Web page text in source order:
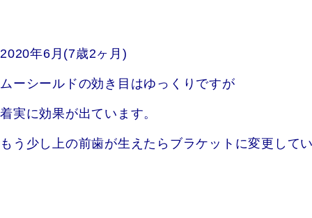
2020年6月(7歳2ヶ月)
ムーシールドの効き目はゆっくりですが
着実に効果が出ています。
もう少し上の前歯が生えたらブラケットに変更してい